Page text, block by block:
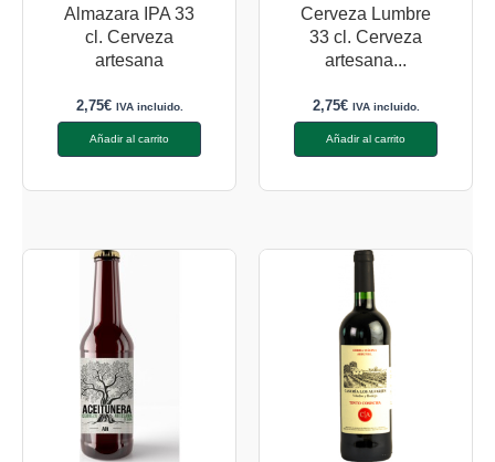
Almazara IPA 33
cl. Cerveza
artesana
2,75€ IVA incluido.
Añadir al carrito
Cerveza Lumbre
33 cl. Cerveza
artesana...
2,75€ IVA incluido.
Añadir al carrito